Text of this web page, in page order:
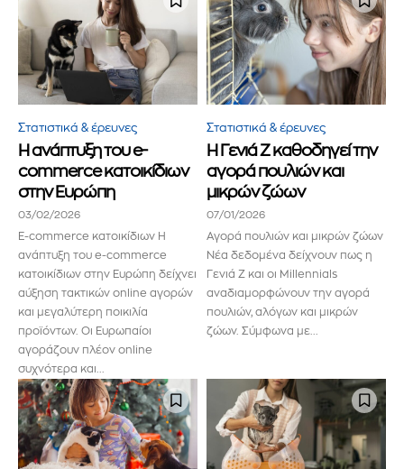
Διάβασα και αποδέχομαι τηνΠολιτική Απορρήτου.
Στατιστικά & έρευνες
Η ανάπτυξη του e-
commerce κατοικίδιων
στην Ευρώπη
03/02/2026
E-commerce κατοικίδιων Η
ανάπτυξη του e-commerce
κατοικίδιων στην Ευρώπη δείχνει
αύξηση τακτικών online αγορών
και μεγαλύτερη ποικιλία
προϊόντων. Οι Ευρωπαίοι
αγοράζουν πλέον online
συχνότερα και...
Στατιστικά & έρευνες
Η Γενιά Z καθοδηγεί την
αγορά πουλιών και
μικρών ζώων
07/01/2026
Αγορά πουλιών και μικρών ζώων
Νέα δεδομένα δείχνουν πως η
Γενιά Z και οι Millennials
αναδιαμορφώνουν την αγορά
πουλιών, αλόγων και μικρών
ζώων. Σύμφωνα με...